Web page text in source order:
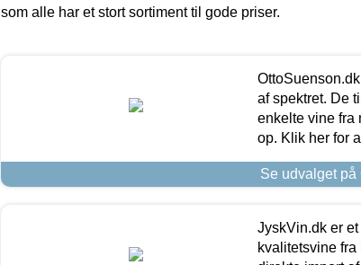
som alle har et stort sortiment til gode priser.
af spektret. De
enkelte vine fra
op. Klik her for
Se udvalget på
JyskVin.dk er
kvalitetsvine